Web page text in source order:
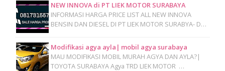
NEW INNOVA di PT LIEK MOTOR SURABAYA
INFORMASI HARGA PRICE LIST ALL NEW INNOVA
BENSIN DAN DIESEL DI PT LIEK MOTOR SURABYA- D…
Modifikasi agya ayla| mobil agya surabaya
MAU MODIFIKASI MOBIL MURAH AGYA DAN AYLA?|
TOYOTA SURABAYA Agya TRD LIEK MOTOR …